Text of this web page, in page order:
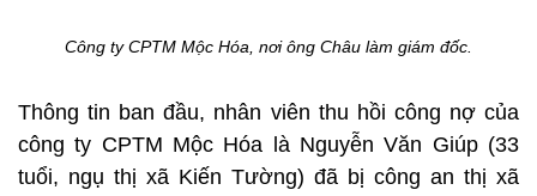
Công ty CPTM Mộc Hóa, nơi ông Châu làm giám đốc.
Thông tin ban đầu, nhân viên thu hồi công nợ của
công ty CPTM Mộc Hóa là Nguyễn Văn Giúp (33
tuổi, ngụ thị xã Kiến Tường) đã bị công an thị xã